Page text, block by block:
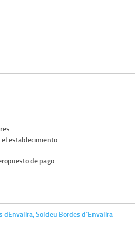
establecimiento
de pago
dEnvalira, Soldeu Bordes d´Envalira